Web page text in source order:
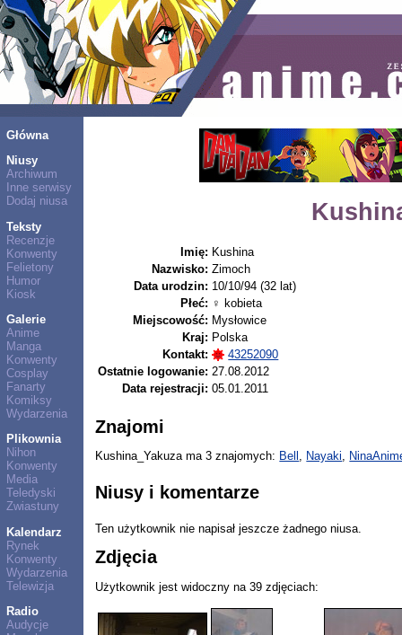
Główna
Niusy
Archiwum
Inne serwisy
Dodaj niusa
Teksty
Recenzje
Konwenty
Felietony
Humor
Kiosk
Galerie
Anime
Manga
Konwenty
Cosplay
Fanarty
Komiksy
Wydarzenia
Plikownia
Nihon
Konwenty
Media
Teledyski
Zwiastuny
Kalendarz
Rynek
Konwenty
Wydarzenia
Telewizja
Radio
Audycje
Imię: Kushina
Nazwisko: Zimoch
Data urodzin: 10/10/94 (32 lat)
Płeć: ♀ kobieta
Miejscowość: Mysłowice
Kraj: Polska
Kontakt:
43252090
Ostatnie logowanie: 27.08.2012
Data rejestracji: 05.01.2011
Znajomi
Kushina_Yakuza ma 3 znajomych: Bell , Nayaki,
Niusy i komentarze
Ten użytkownik nie napisał jeszcze żadnego niusa.
Zdjęcia
Użytkownik jest widoczny na 39 zdjęciach: